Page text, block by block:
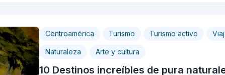
Centroamérica Turismo Turismo activo
Naturaleza Arte y cultura
10 Destinos increíbles de pura